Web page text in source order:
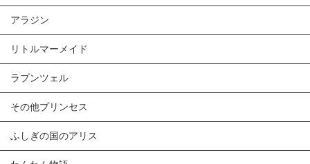
アラジン
リトルマーメイド
ラプンツェル
その他プリンセス
ふしぎの国のアリス